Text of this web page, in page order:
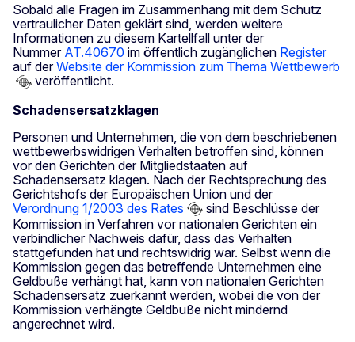
Sobald alle Fragen im Zusammenhang mit dem Schutz
vertraulicher Daten geklärt sind, werden weitere
Informationen zu diesem Kartellfall unter der
Nummer AT.40670 im öffentlich zugänglichen Register
auf derWebsite der Kommission zum Thema Wettbewerb
veröffentlicht.
Schadensersatzklagen
Personen und Unternehmen, die von dem beschriebenen
wettbewerbswidrigen Verhalten betroffen sind, können
vor den Gerichten der Mitgliedstaaten auf
Schadensersatz klagen. Nach der Rechtsprechung des
Gerichtshofs der Europäischen Union und der
Verordnung 1/2003 des Rates
sind Beschlüsse der
Kommission in Verfahren vor nationalen Gerichten ein
verbindlicher Nachweis dafür, dass das Verhalten
stattgefunden hat und rechtswidrig war. Selbst wenn die
Kommission gegen das betreffende Unternehmen eine
Geldbuße verhängt hat, kann von nationalen Gerichten
Schadensersatz zuerkannt werden, wobei die von der
Kommission verhängte Geldbuße nicht mindernd
angerechnet wird.